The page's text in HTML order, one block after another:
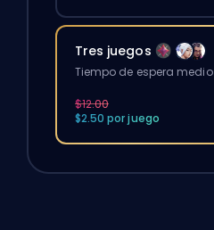
Tres juegos
Tiempo de espera
$12.00
$2.50 por juego